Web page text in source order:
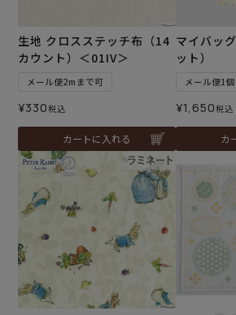
生地 クロスステッチ布（14
カウント）＜01IV＞
メール便2mまで可
¥330税込
カートに入れる
マイバッ
ット）
メール便1
¥1,650税込
カ